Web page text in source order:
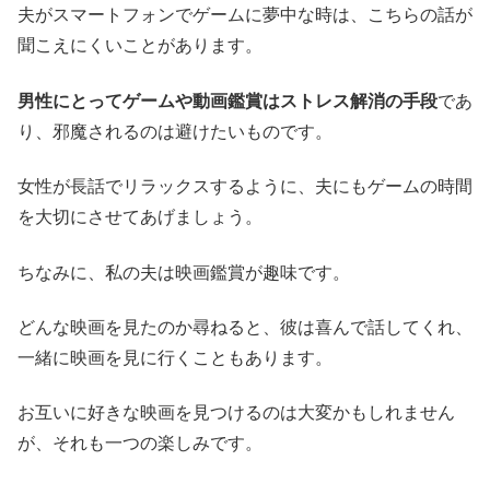
夫がスマートフォンでゲームに夢中な時は、こちらの話が
聞こえにくいことがあります。
男性にとってゲームや動画鑑賞はストレス解消の手段であ
り、邪魔されるのは避けたいものです。
女性が長話でリラックスするように、夫にもゲームの時間
を大切にさせてあげましょう。
ちなみに、私の夫は映画鑑賞が趣味です。
どんな映画を見たのか尋ねると、彼は喜んで話してくれ、
一緒に映画を見に行くこともあります。
お互いに好きな映画を見つけるのは大変かもしれません
が、それも一つの楽しみです。